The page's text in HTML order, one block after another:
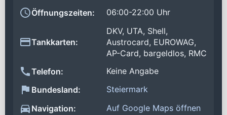
Öffnungszeiten: 06:00-22:00 Uhr
Tankkarten:
DKV, UTA, Shell,
Austrocard, EUROWAG,
AP-Card, bargeldlos, RMC
Telefon:
Keine Angabe
Bundesland:
Steiermark
Navigation:
Auf Google Maps öffnen